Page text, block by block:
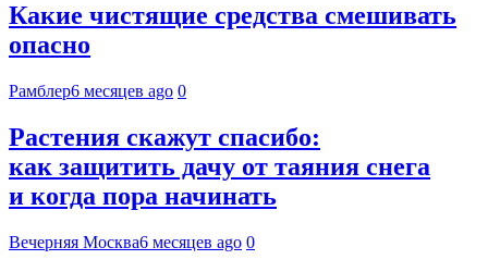
Какие чистящие средства смешивать
опасно
Рамблер6 месяцев ago 0
Растения скажут спасибо:
как защитить дачу от таяния снега
и когда пора начинать
Вечерняя Москва6 месяцев ago 0